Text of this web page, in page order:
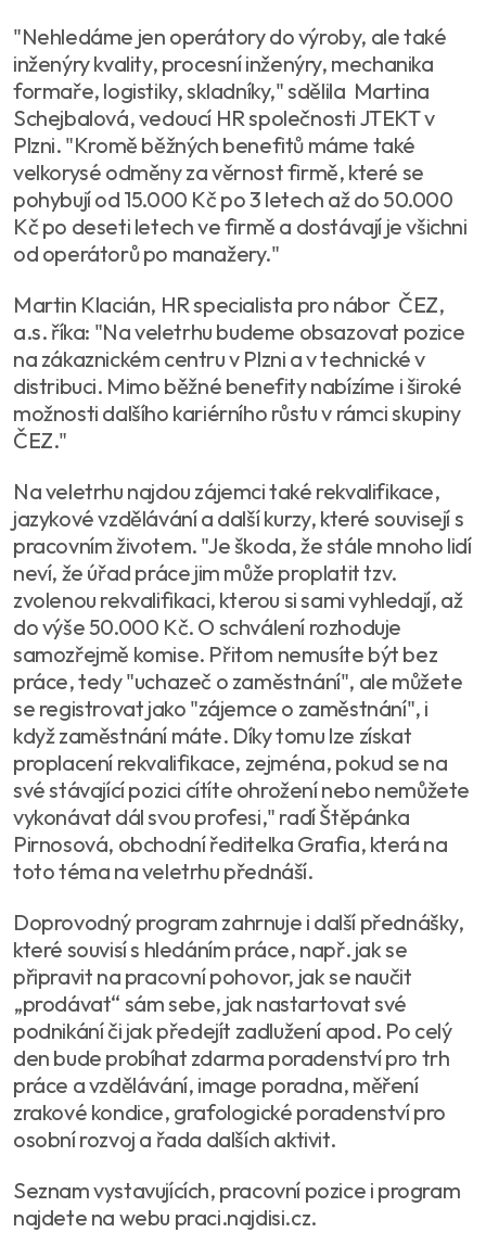
"Nehledáme jen operátory do výroby, ale také
inženýry kvality, procesní inženýry, mechanika
formaře, logistiky, skladníky," sdělila Martina
Schejbalová, vedoucí HR společnosti JTEKT v
Plzni. "Kromě běžných benefitů máme také
velkorysé odměny za věrnost firmě, které se
pohybují od 15.000 Kč po 3 letech až do 50.000
Kč po deseti letech ve firmě a dostávají je všichni
od operátorů po manažery."
Martin Klacián, HR specialista pro nábor ČEZ,
a.s. říka: "Na veletrhu budeme obsazovat pozice
na zákaznickém centru v Plzni a v technické v
distribuci. Mimo běžné benefity nabízíme i široké
možnosti dalšího kariérního růstu v rámci skupiny
ČEZ."
Na veletrhu najdou zájemci také rekvalifikace,
jazykové vzdělávání a další kurzy, které souvisejí s
pracovním životem. "Je škoda, že stále mnoho lidí
neví, že úřad práce jim může proplatit tzv.
zvolenou rekvalifikaci, kterou si sami vyhledají, až
do výše 50.000 Kč. O schválení rozhoduje
samozřejmě komise. Přitom nemusíte být bez
práce, tedy "uchazeč o zaměstnání", ale můžete
se registrovat jako "zájemce o zaměstnání", i
když zaměstnání máte. Díky tomu lze získat
proplacení rekvalifikace, zejména, pokud se na
své stávající pozici cítíte ohrožení nebo nemůžete
vykonávat dál svou profesi," radí Štěpánka
Pirnosová, obchodní ředitelka Grafia, která na
toto téma na veletrhu přednáší.
Doprovodný program zahrnuje i další přednášky,
které souvisí s hledáním práce, např. jak se
připravit na pracovní pohovor, jak se naučit
„prodávat“ sám sebe, jak nastartovat své
podnikání či jak předejít zadlužení apod. Po celý
den bude probíhat zdarma poradenství pro trh
práce a vzdělávání, image poradna, měření
zrakové kondice, grafologické poradenství pro
osobní rozvoj a řada dalších aktivit.
Seznam vystavujících, pracovní pozice i program
najdete na webu praci.najdisi.cz.